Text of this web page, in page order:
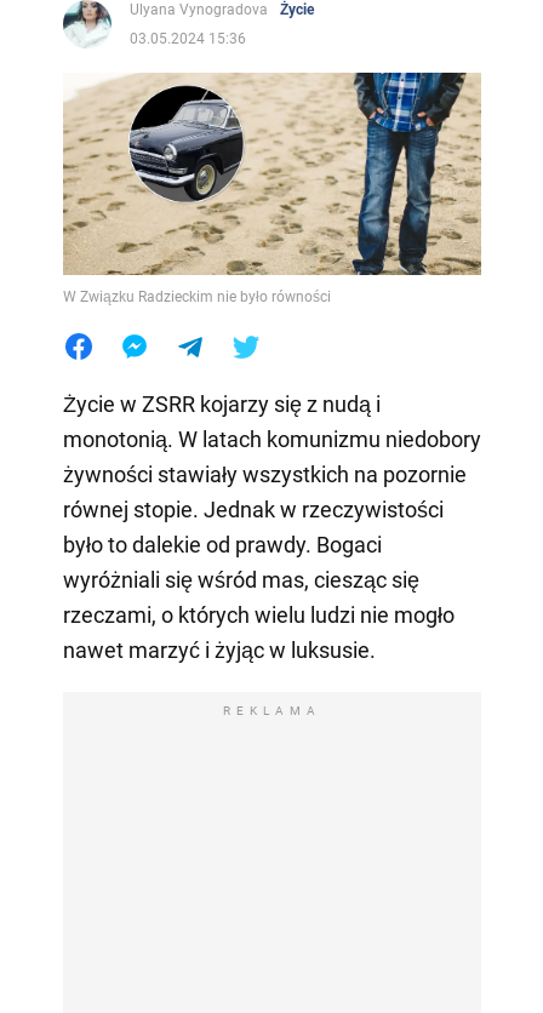
Ulyana Vynogradova
Życie
03.05.2024 15:36
W Związku Radzieckim nie było równości
Życie w ZSRR kojarzy się z nudą i
monotonią. W latach komunizmu niedobory
żywności stawiały wszystkich na pozornie
równej stopie. Jednak w rzeczywistości
było to dalekie od prawdy. Bogaci
wyróżniali się wśród mas, ciesząc się
rzeczami, o których wielu ludzi nie mogło
nawet marzyć i żyjąc w luksusie.
REKLAMA